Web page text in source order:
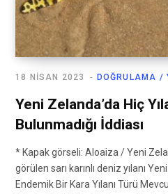
DOĞRULAMA /
18 NISAN 2023
Yeni Zelanda’da Hiç
Bulunmadığı İddiası
* Kapak görseli: Aloaiza / Yeni
görülen sarı karınlı deniz yılanı
Endemik Bir Kara Yılanı Türü